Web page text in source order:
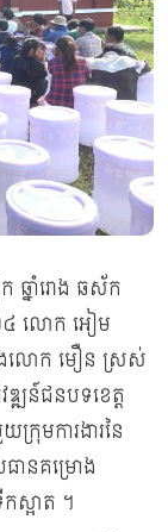
ឆ្នាំរោង ឆស័ក
៤ លោក អៀម
និងលោក មឿន ស្រស់
ឍន៍ជនបទខេត្ត
រុមការងារនៃ
ានគម្រោង
ស្អាត ។